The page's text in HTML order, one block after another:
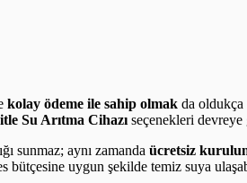
kolay ödeme ile sahip olmak da
Su Arıtma Cihazıseçenekleri devreye
sunmaz; aynı zamanda ücretsiz
bütçesine uygun şekilde temiz suya